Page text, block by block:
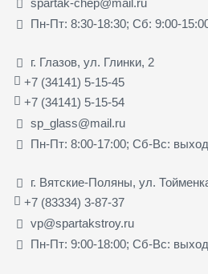
Пн-Пт: 8:30-18:30; Сб: 9:00-
г. Глазов, ул. Глинки, 2
+7 (34141) 5-15-45
+7 (34141) 5-15-54
sp_glass@mail.ru
Пн-Пт: 8:00-17:00; Сб-Вс:
г. Вятские-Поляны, ул.
+7 (83334) 3-87-37
vp@spartakstroy.ru
Пн-Пт: 9:00-18:00; Сб-Вс: